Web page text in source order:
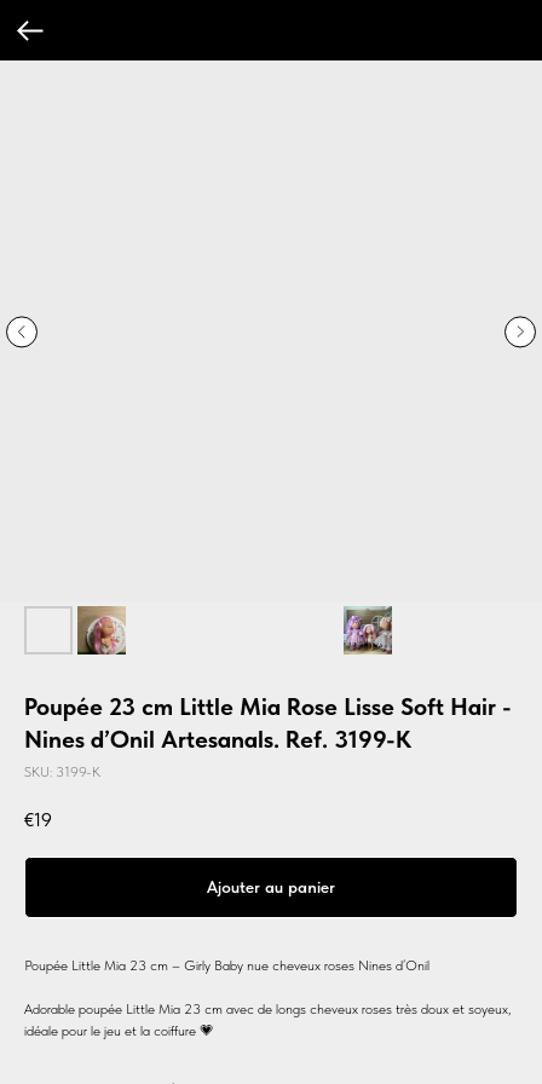
Poupée 23 cm Little Mia Rose Lisse Soft Hair -
Nines d’Onil Artesanals. Ref. 3199-K
SKU: 3199-K
€19
Ajouter au panier
Poupée Little Mia 23 cm – Girly Baby nue cheveux roses Nines d’Onil
Adorable poupée Little Mia 23 cm avec de longs cheveux roses très doux et soyeux,
idéale pour le jeu et la coiffure 💗